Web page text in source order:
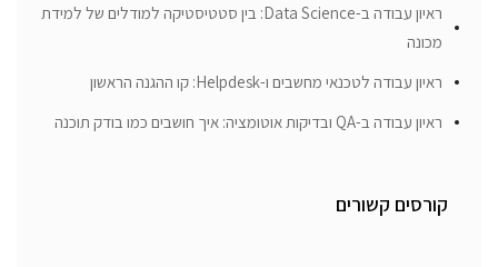
ראיון עבודה ב-Data Science: בין סטטיסטיקה למודלים של למידת
מכונה
ראיון עבודה לטכנאי מחשבים ו-Helpdesk: קו ההגנה הראשון
ראיון עבודה ב-QA ובדיקות אוטומציה: איך חושבים כמו בודק תוכנה
קורסים קשורים